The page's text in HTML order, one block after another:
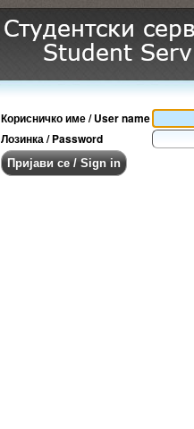
Корисничко име / User name
Лозинка / Password